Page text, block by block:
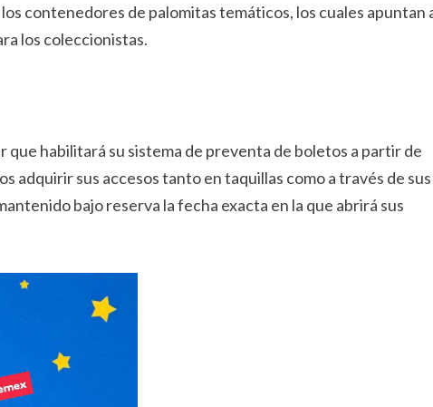
contenedores de palomitas temáticos, los cuales apuntan
los coleccionistas.
que habilitará su sistema de preventa de boletos a partir de
adquirir sus accesos tanto en taquillas como a través de sus
bajo reserva la fecha exacta en la que abrirá sus